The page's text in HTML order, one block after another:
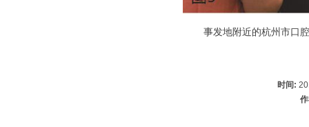
事发地附近的杭州市口
时间: